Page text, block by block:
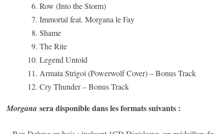
Row (Into the Storm)
Immortal feat. Morgana le Fay
Shame
The Rite
Legend Untold
Armata Strigoi (Powerwolf Cover) – Bonus Track
Cry Thunder – Bonus Track
Morgana sera disponible dans les formats suivants :